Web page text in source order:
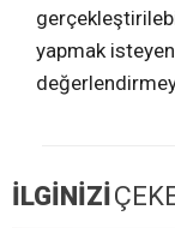
yapmak
İLGİNİZİ